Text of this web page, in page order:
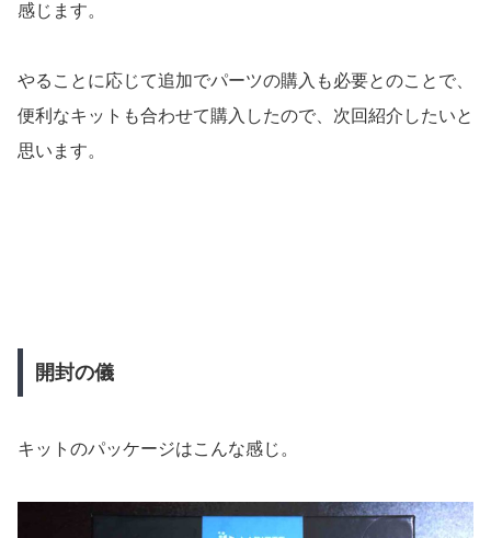
感じます。
やることに応じて追加でパーツの購入も必要とのことで、
便利なキットも合わせて購入したので、次回紹介したいと
思います。
開封の儀
キットのパッケージはこんな感じ。